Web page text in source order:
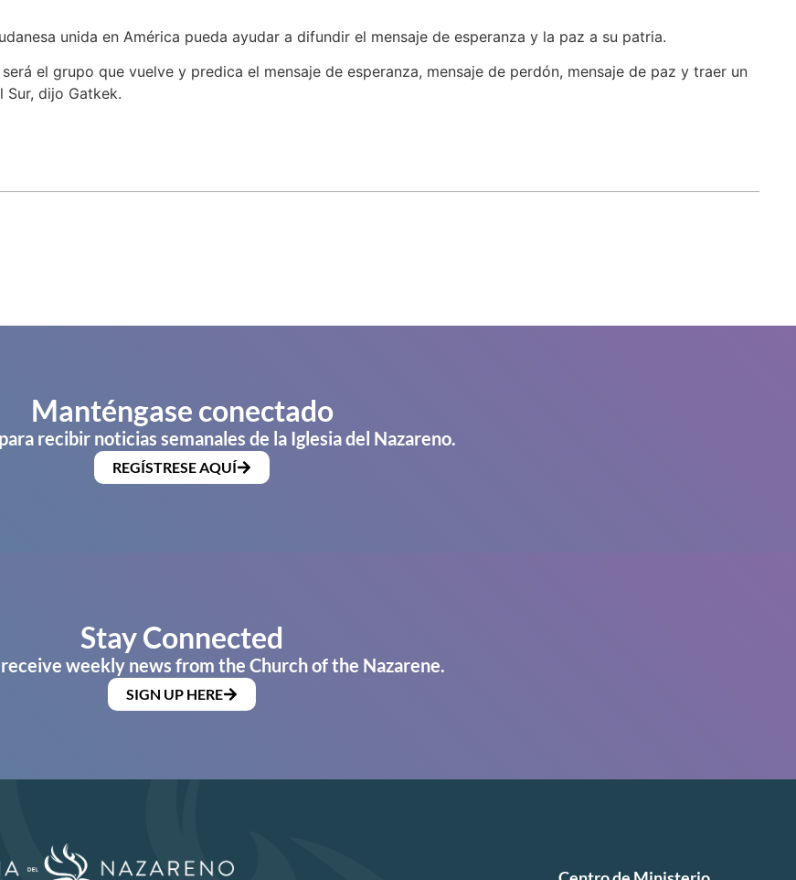
unida en América pueda ayudar a difundir el mensaje de esperanza y la paz a su patria.
el grupo que vuelve y predica el mensaje de esperanza, mensaje de perdón, mensaje de paz y traer un
Sur, dijo Gatkek.
Manténgase conectado
recibir noticias semanales de la Iglesia del Nazareno.
REGÍSTRESE AQUÍ
Stay Connected
weekly news from the Church of the Nazarene.
SIGN UP HERE